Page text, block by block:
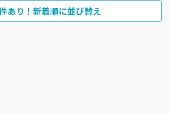
あり！新着順に並び替え